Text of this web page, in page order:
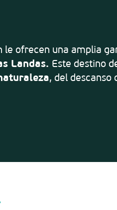
le ofrecen una amplia
Landas. Este destino
, del descanso